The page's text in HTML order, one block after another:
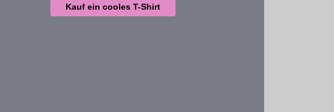
Kauf ein cooles T-Shirt